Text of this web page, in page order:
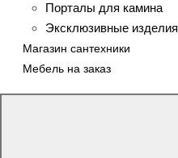
Порталы для камина
Эксклюзивные изделия
Магазин сантехники
Мебель на заказ